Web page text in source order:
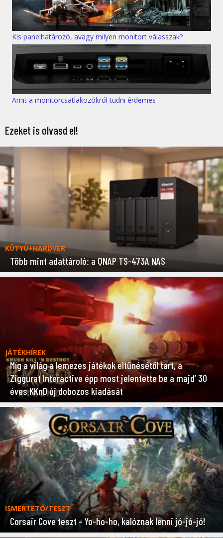
Kis panelhatározó, avagy milyen monitort válasszak?
Amit a monitorcsatlakozókról tudni érdemes
Ezeket is olvasd el!
KÜTYÜ+HARDVER
Több mint adattároló: a QNAP TS-473A NAS
JÁTÉKHÍREK
Míg a világ a lemezes játékok eltűnésétől tart, a
Ziggurat Interactive épp most jelentette be a majd’ 30
éves KKnD új dobozos kiadását
ISMERTETŐ/TESZT
Corsair Cove teszt – Yo-ho-ho, kalóznak lenni jó-jó-jó!